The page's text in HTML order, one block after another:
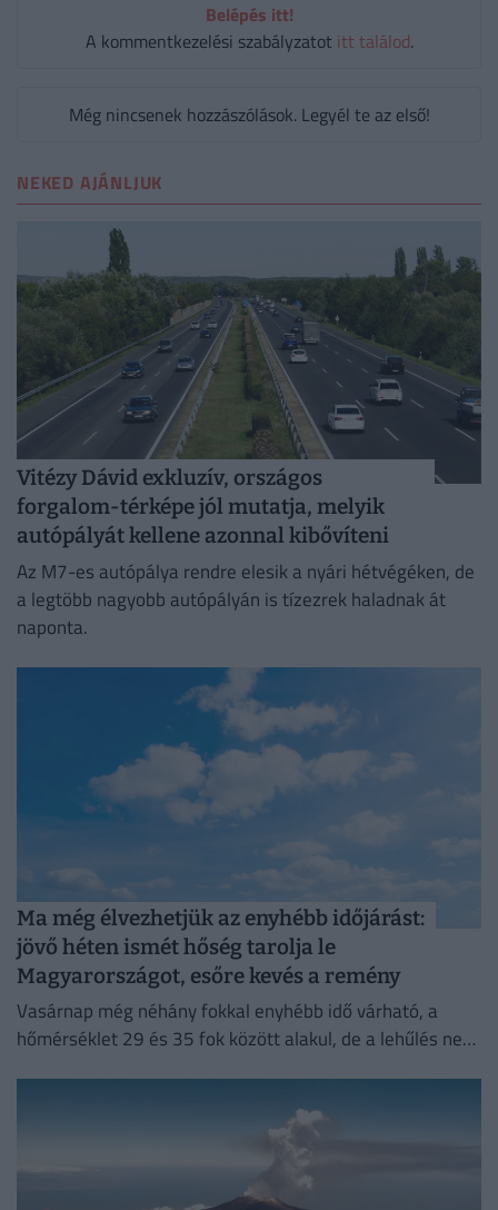
Belépés itt!
A kommentkezelési szabályzatot itt találod.
Még nincsenek hozzászólások. Legyél te az első!
NEKED AJÁNLJUK
Vitézy Dávid exkluzív, országos
forgalom-térképe jól mutatja, melyik
autópályát kellene azonnal kibővíteni
Az M7-es autópálya rendre elesik a nyári hétvégéken, de
a legtöbb nagyobb autópályán is tízezrek haladnak át
naponta.
Ma még élvezhetjük az enyhébb időjárást:
jövő héten ismét hőség tarolja le
Magyarországot, esőre kevés a remény
Vasárnap még néhány fokkal enyhébb idő várható, a
hőmérséklet 29 és 35 fok között alakul, de a lehűlés nem